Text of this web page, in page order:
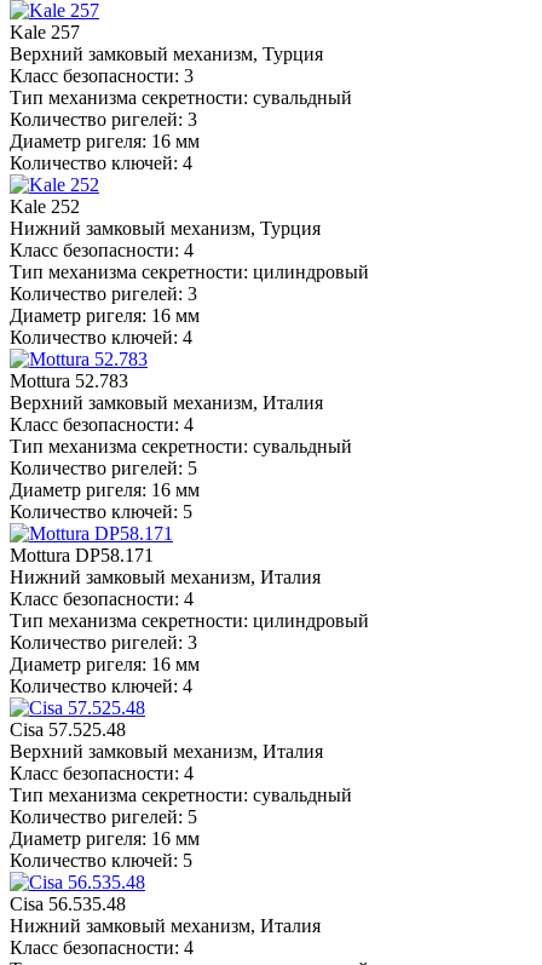
Kale 257
Верхний замковый механизм, Турция
Класс безопасности: 3
Тип механизма секретности: сувальдный
Количество ригелей: 3
Диаметр ригеля: 16 мм
Количество ключей: 4
Kale 252
Нижний замковый механизм, Турция
Класс безопасности: 4
Тип механизма секретности: цилиндровый
Количество ригелей: 3
Диаметр ригеля: 16 мм
Количество ключей: 4
Mottura 52.783
Верхний замковый механизм, Италия
Класс безопасности: 4
Тип механизма секретности: сувальдный
Количество ригелей: 5
Диаметр ригеля: 16 мм
Количество ключей: 5
Mottura DP58.171
Нижний замковый механизм, Италия
Класс безопасности: 4
Тип механизма секретности: цилиндровый
Количество ригелей: 3
Диаметр ригеля: 16 мм
Количество ключей: 4
Cisa 57.525.48
Верхний замковый механизм, Италия
Класс безопасности: 4
Тип механизма секретности: сувальдный
Количество ригелей: 5
Диаметр ригеля: 16 мм
Количество ключей: 5
Cisa 56.535.48
Нижний замковый механизм, Италия
Класс безопасности: 4